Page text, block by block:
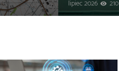
lipiec 2026
210